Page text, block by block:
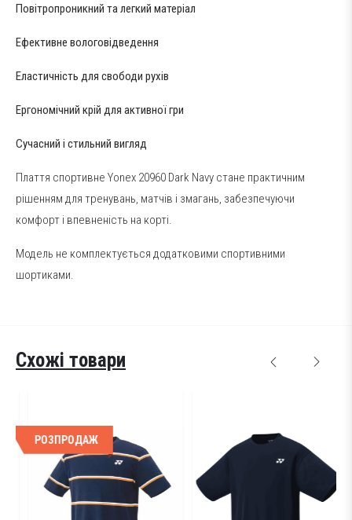
Повітропроникний та легкий матеріал
Ефективне вологовідведення
Еластичність для свободи рухів
Ергономічний крій для активної гри
Сучасний і стильний вигляд
Плаття спортивне Yonex 20960 Dark Navy стане практичним
рішенням для тренувань, матчів і змагань, забезпечуючи
комфорт і впевненість на корті.
Модель не комплектується додатковими спортивними
шортиками.
Схожі товари
РОЗПРОДАЖ